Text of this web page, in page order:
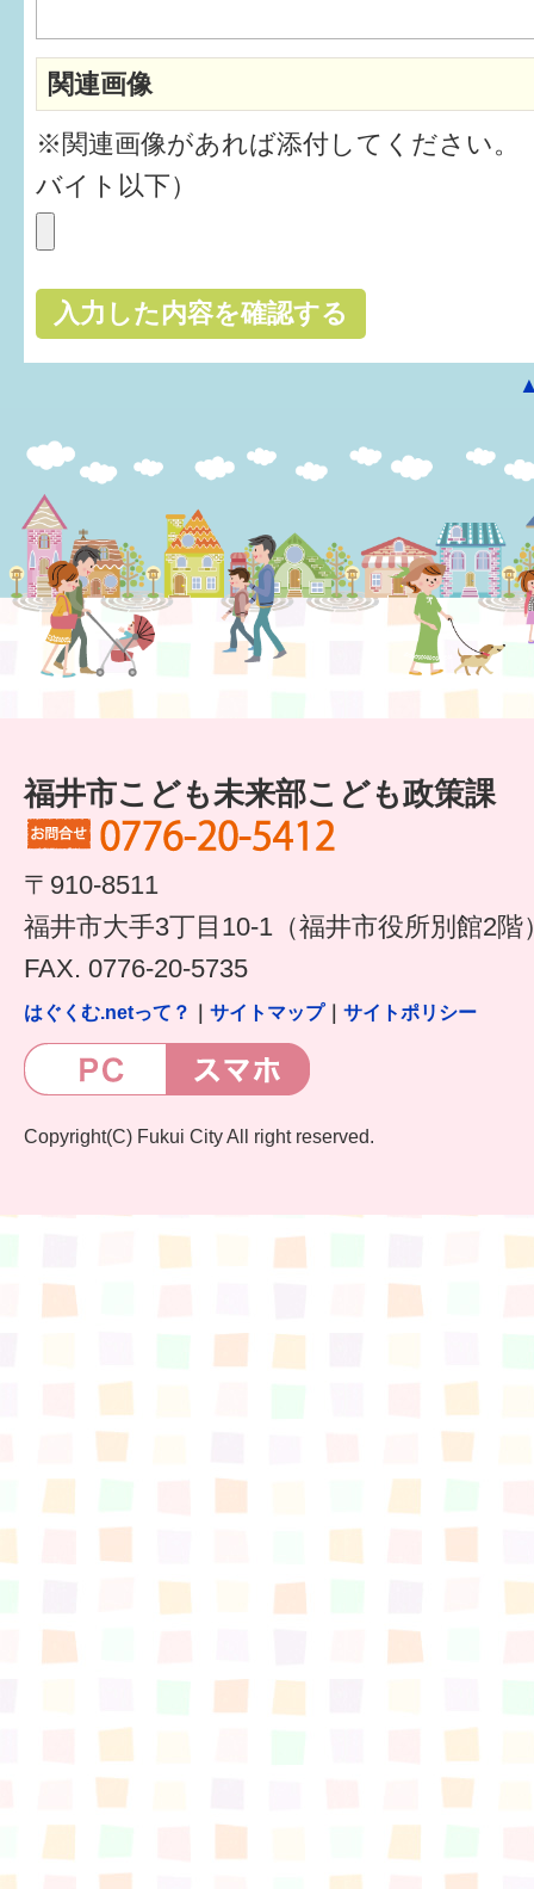
関連画像
※関連画像があれば添付してください。
バイト以下）
福井市こども未来部こども政策課
〒910-8511
福井市大手3丁目10-1（福井市役所別館2階
FAX. 0776-20-5735
はぐくむ.netって？ サイトマップ｜ サイトポリシー
Copyright(C) Fukui City All right reserved.
子育てマップ
イベントレポート
なるほどコラム
メールマガジン
はぐくむ.net相談コーナー
みんなの知恵袋
食育
福井市図書館オススメの本
お出かけ情報
病気・けが 基本情報
パパもママも子育て
ソーシャルメディア
すまいるサポート行事案内